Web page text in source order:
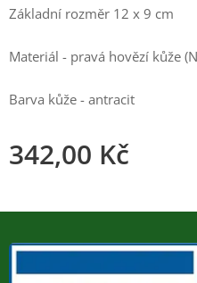
Základní rozměr 12 x 9 cm
Materiál - pravá hovězí kůže
Barva kůže - antracit
342,00 Kč